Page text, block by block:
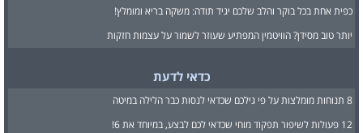
כפית אחת בכל בוקר והלב שלכם יגיד תודה: משקה בריא ומומלץ!
יותר טוב מסידן? הוויטמין המפתיע שעוזר לשמור על עצמות חזקות
כדאי לדעת
8 תנוחות מומלצות על פי גילכם שכדאי לנסות כבר הלילה במיטה
12 פעולות לשיפור תפקוד מוחי שכדאי לכם לבצע, במיוחד את 6!